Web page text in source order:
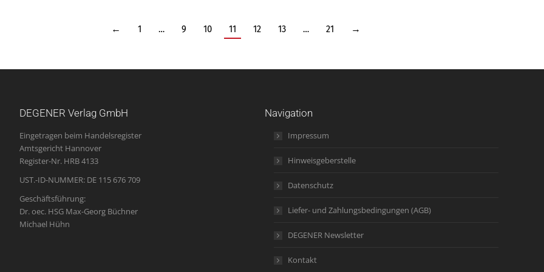
← 1 … 9 10 11 12 13 … 21 →
DEGENER Verlag GmbH
Eingetragen beim Handelsregister
Amtsgericht Hannover
Register-Nr. HRB 4133
UST.-ID-NUMMER: DE 115 676 709
Geschäftsführung:
Dr. oec. HSG Max-Georg Büchner
Michael Hühn
Navigation
Impressum
Hinweisgeberstelle
Datenschutz
Liefer- und Zahlungsbedingungen (AGB)
DEGENER Newsletter
Kontakt